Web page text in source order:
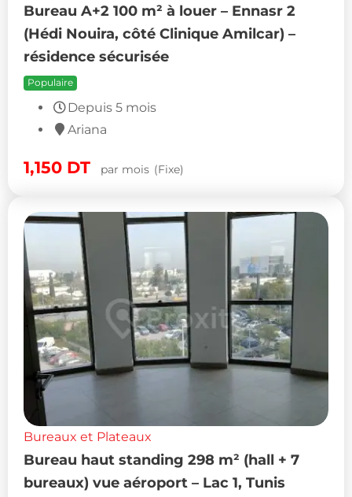
Bureau A+2 100 m² à louer – Ennasr 2
(Hédi Nouira, côté Clinique Amilcar) –
résidence sécurisée
Populaire
Depuis 5 mois
Ariana
1,150 DT par mois (Fixe)
Bureaux et Plateaux
Bureau haut standing 298 m² (hall + 7
bureaux) vue aéroport – Lac 1, Tunis